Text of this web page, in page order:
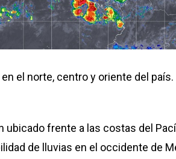
en el norte, centroy oriente del país.
ubicado frente a las costas del
de lluvias en el occidente de